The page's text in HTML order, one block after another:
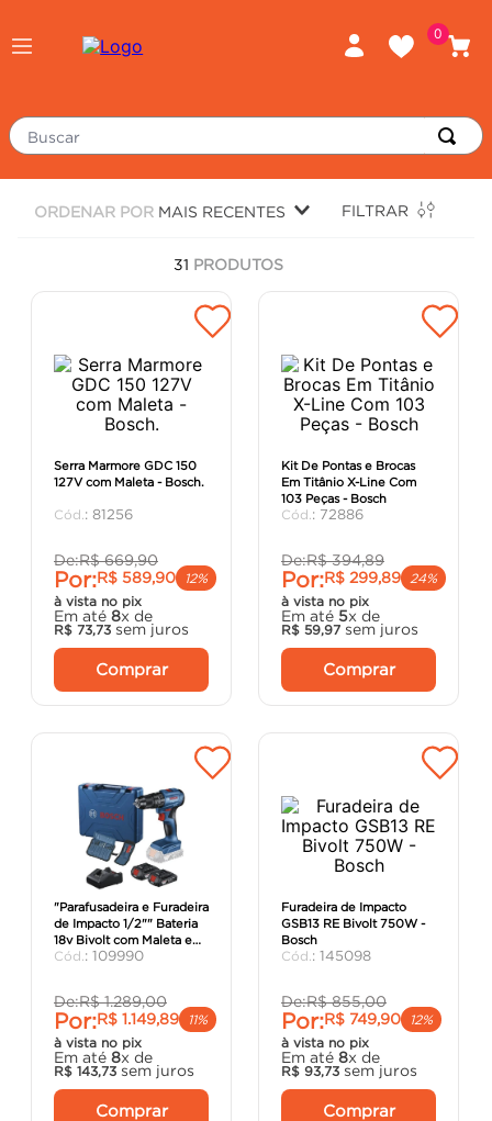
0
Buscar
ORDENAR POR MAIS RECENTES FILTRAR
31 PRODUTOS
Serra Marmore GDC 150
127V com Maleta - Bosch.
: 81256
De:R$ 669,90
Por:R$ 589,90
12%
à vista no pix
Em até 8x de
R$ 73,73 sem juros
Comprar
Kit De Pontas e Brocas
Em Titânio X-Line Com
103 Peças - Bosch
: 72886
De:R$ 394,89
Por:R$ 299,89
24%
à vista no pix
Em até 5x de
R$ 59,97 sem juros
Comprar
"Parafusadeira e Furadeira
de Impacto 1/2"" Bateria
18v Bivolt com Maleta e
Acessórios GSB185-Li -
: 109990
De:R$ 1.289,00
Por:R$ 1.149,89
11%
à vista no pix
Em até 8x de
R$ 143,73 sem juros
Comprar
Furadeira de Impacto
GSB13 RE Bivolt 750W -
Bosch
: 145098
De:R$ 855,00
Por:R$ 749,90
12%
à vista no pix
Em até 8x de
R$ 93,73 sem juros
Comprar
massa corrida
chuveiro
argamassa
º cadeira